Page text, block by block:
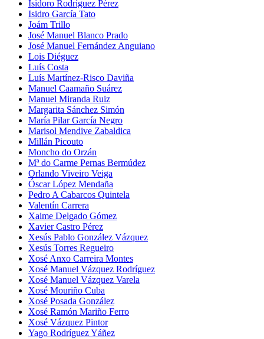
Isidoro Rodríguez Pérez
Isidro García Tato
Joám Trillo
José Manuel Blanco Prado
José Manuel Fernández Anguiano
Lois Diéguez
Luís Costa
Luís Martínez-Risco Daviña
Manuel Caamaño Suárez
Manuel Miranda Ruiz
Margarita Sánchez Simón
María Pilar García Negro
Marisol Mendive Zabaldica
Millán Picouto
Moncho do Orzán
Mª do Carme Pernas Bermúdez
Orlando Viveiro Veiga
Óscar López Mendaña
Pedro A Cabarcos Quintela
Valentín Carrera
Xaime Delgado Gómez
Xavier Castro Pérez
Xesús Pablo González Vázquez
Xesús Torres Regueiro
Xosé Anxo Carreira Montes
Xosé Manuel Vázquez Rodríguez
Xosé Manuel Vázquez Varela
Xosé Mouriño Cuba
Xosé Posada González
Xosé Ramón Mariño Ferro
Xosé Vázquez Pintor
Yago Rodríguez Yáñez